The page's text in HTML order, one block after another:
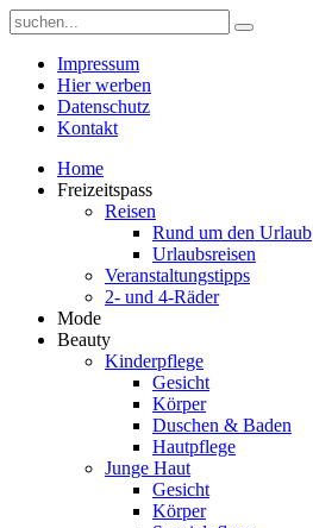
Impressum
Hier werben
Datenschutz
Kontakt
Home
Freizeitspass
Reisen
Rund um den Urlaub
Urlaubsreisen
Veranstaltungstipps
2- und 4-Räder
Mode
Beauty
Kinderpflege
Gesicht
Körper
Duschen & Baden
Hautpflege
Junge Haut
Gesicht
Körper